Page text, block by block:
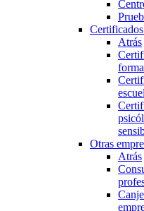
Atrás
Otras
Atrás